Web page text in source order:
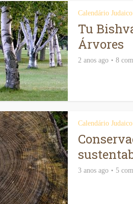
Calendário Judaico
Tu
Árvores
2 anos ago 8
Calendário Judaico
3 anos ago 5
O simbolismo do Chamêts
e da Matsá